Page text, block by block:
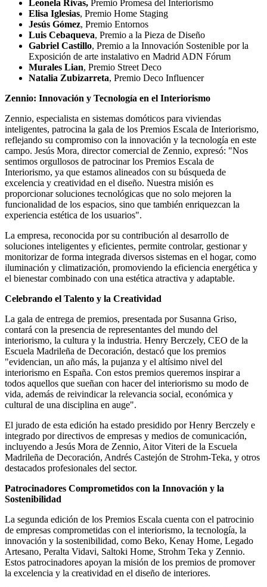
Leonela Rivas, Premio Promesa del Interiorismo
Elisa Iglesias, Premio Home Staging
Jesús Gómez, Premio Entornos
Luis Cebaqueva, Premio a la Pieza de Diseño
Gabriel Castillo, Premio a la Innovación Sostenible por la
Exposición de arte instalativo en Madrid ADN Fórum
Murales Lian, Premio Street Deco
Natalia Zubizarreta, Premio Deco Influencer
Zennio: Innovación y Tecnología en el Interiorismo
Zennio, especialista en sistemas domóticos para viviendas
inteligentes, patrocina la gala de los Premios Escala de Interiorismo,
reflejando su compromiso con la innovación y la tecnología en este
campo. Jesús Mora, director comercial de Zennio, expresó: "Nos
sentimos orgullosos de patrocinar los Premios Escala de
Interiorismo, ya que estamos alineados con su búsqueda de
excelencia y creatividad en el diseño. Nuestra misión es
proporcionar soluciones tecnológicas que no solo mejoren la
funcionalidad de los espacios, sino que también enriquezcan la
experiencia estética de los usuarios".
La empresa, reconocida por su contribución al desarrollo de
soluciones inteligentes y eficientes, permite controlar, gestionar y
monitorizar de forma integrada diversos sistemas en el hogar, como
iluminación y climatización, promoviendo la eficiencia energética y
el bienestar combinado con una estética atractiva y adaptable.
Celebrando el Talento y la Creatividad
La gala de entrega de premios, presentada por Susanna Griso,
contará con la presencia de representantes del mundo del
interiorismo, la cultura y la industria. Henry Berczely, CEO de la
Escuela Madrileña de Decoración, destacó que los premios
"evidencian, un año más, la pujanza y el altísimo nivel del
interiorismo en España. Con estos premios queremos inspirar a
todos aquellos que sueñan con hacer del interiorismo su modo de
vida, además de reivindicar la relevancia social, económica y
cultural de una disciplina en auge".
El jurado de esta edición ha estado presidido por Henry Berczely e
integrado por directivos de empresas y medios de comunicación,
incluyendo a Jesús Mora de Zennio, Aitor Viteri de la Escuela
Madrileña de Decoración, Andrés Castejón de Strohm-Teka, y otros
destacados profesionales del sector.
Patrocinadores Comprometidos con la Innovación y la
Sostenibilidad
La segunda edición de los Premios Escala cuenta con el patrocinio
de empresas comprometidas con el interiorismo, la tecnología, la
innovación y la sostenibilidad, como Beko, Kenay Home, Legado
Artesano, Peralta Vidavi, Saltoki Home, Strohm Teka y Zennio.
Estos patrocinadores apoyan la misión de los premios de promover
la excelencia y la creatividad en el diseño de interiores.